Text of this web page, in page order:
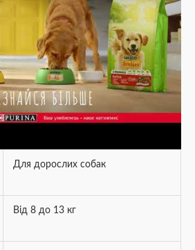
Для дорослих собак
Від 8 до 13 кг